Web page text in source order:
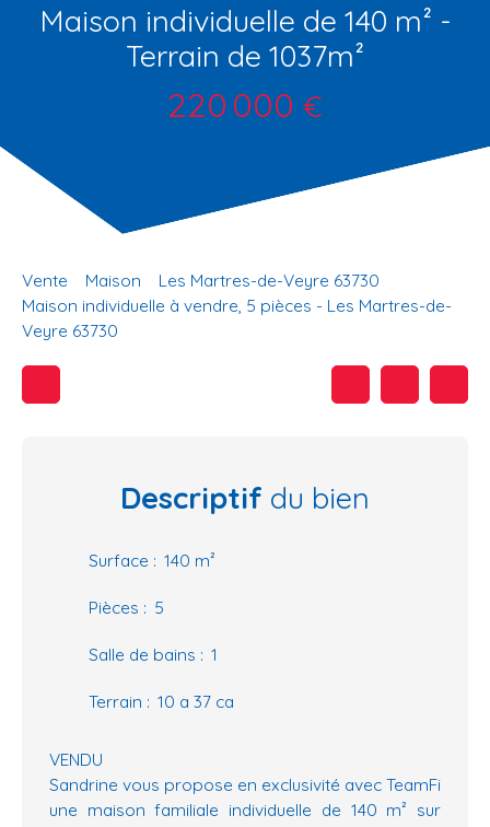
Maison individuelle de 140 m² -
Terrain de 1037m²
220 000 €
Vente Maison
Les Martres-de-Veyre 63730
Maison individuelle à vendre, 5 pièces - Les Martres-de-
Veyre 63730
Descriptif du bien
Surface : 140 m²
Pièces : 5
Salle de bains : 1
Terrain : 10 a 37 ca
VENDU
Sandrine vous propose en exclusivité avec TeamFi
une maison familiale individuelle de 140 m² sur